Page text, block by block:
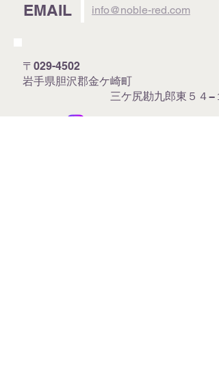
EMAIL info@noble-red.com
〒029-4502
岩手県胆沢郡金ケ崎町
三ケ尻勘九郎東５４−１